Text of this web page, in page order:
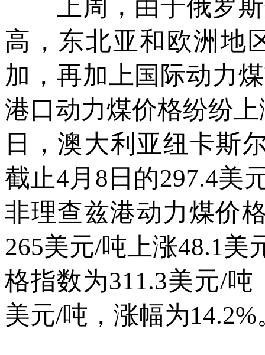
上周，由于俄罗斯
高，东北亚和欧洲地
加，再加上国际动力
港口动力煤价格纷纷
日，澳大利亚纽卡斯
截止4月8日的297.4美
非理查兹港动力煤价
265美元/吨上涨48.1美
格指数为311.3美元/吨
美元/吨，涨幅为14.2%